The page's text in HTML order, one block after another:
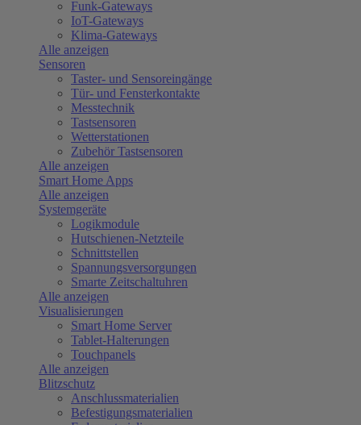
Funk-Gateways
IoT-Gateways
Klima-Gateways
Alle anzeigen
Sensoren
Taster- und Sensoreingänge
Tür- und Fensterkontakte
Messtechnik
Tastsensoren
Wetterstationen
Zubehör Tastsensoren
Alle anzeigen
Smart Home Apps
Alle anzeigen
Systemgeräte
Logikmodule
Hutschienen-Netzteile
Schnittstellen
Spannungsversorgungen
Smarte Zeitschaltuhren
Alle anzeigen
Visualisierungen
Smart Home Server
Tablet-Halterungen
Touchpanels
Alle anzeigen
Blitzschutz
Anschlussmaterialien
Befestigungsmaterialien